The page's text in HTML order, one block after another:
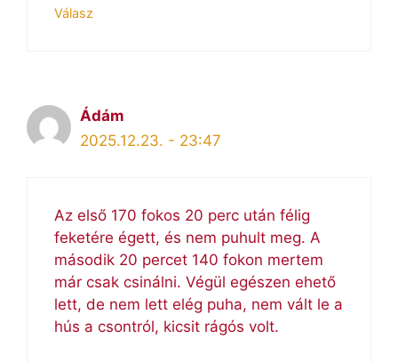
Válasz
Ádám
2025.12.23. - 23:47
Az első 170 fokos 20 perc után félig
feketére égett, és nem puhult meg. A
második 20 percet 140 fokon mertem
már csak csinálni. Végül egészen ehető
lett, de nem lett elég puha, nem vált le a
hús a csontról, kicsit rágós volt.